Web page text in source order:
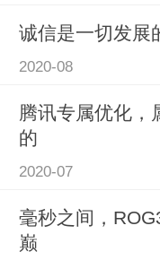
诚信是一切发展
2020-08
腾讯专属优化，
的
2020-07
毫秒之间，
巅